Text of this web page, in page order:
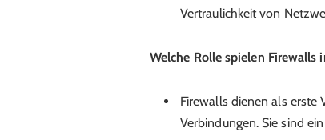
Vertraulichkeit von
Welche Rolle spielen Firewalls
Firewalls dienen als erste
Verbindungen. Sie sind